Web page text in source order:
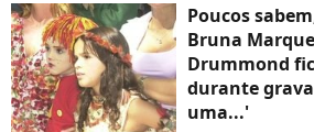
Poucos
Bruna
Drummond
durante
uma...'